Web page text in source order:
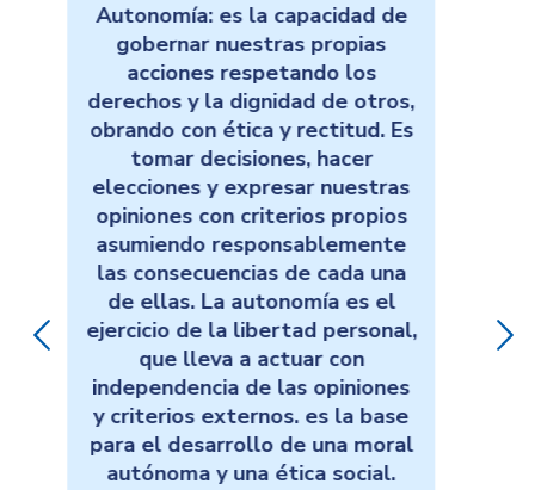
Responsabilidad: es actuar
conscientemente, asumiendo el
impacto que el
comportamiento tiene sobre sí
mismo y sobre los otros, implica
la libertad y conciencia de una
obligación, del deber ser; es
organizarse, es saberse dar
normas y cumplirlas
asiduamente. La
responsabilidad está ligada a la
libertad, porque implica
“Hacerse cargo de sí mismo”.La
responsabilidad en el Ser
Montessori se relaciona con la
búsqueda de la excelencia,
entendida como ese